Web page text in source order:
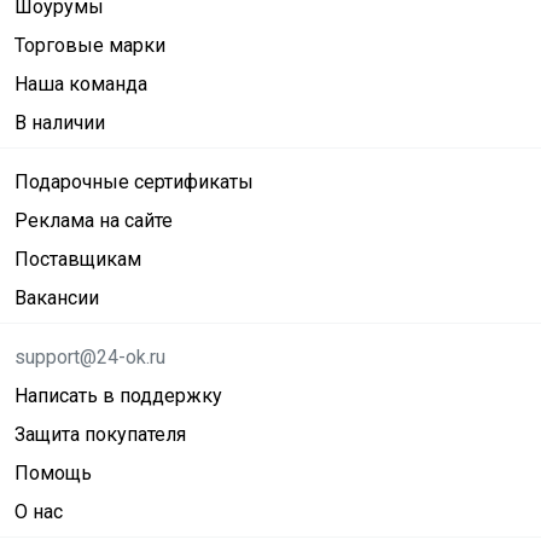
Шоурумы
Торговые марки
Наша команда
В наличии
Подарочные сертификаты
Реклама на сайте
Поставщикам
Вакансии
support@24-ok.ru
Написать в поддержку
Защита покупателя
Помощь
О нас